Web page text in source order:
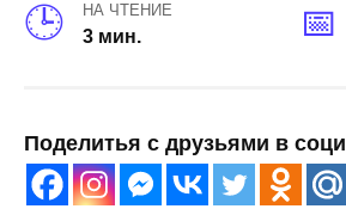
НА ЧТЕНИЕ
3 мин.
Поделитья с друзьями в